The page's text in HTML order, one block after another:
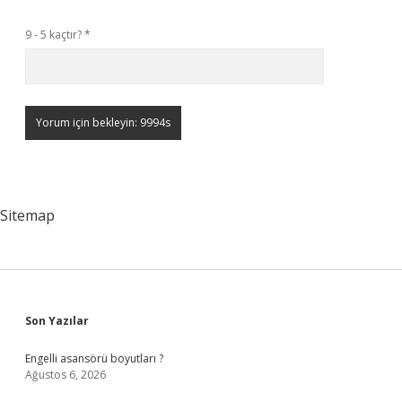
9 - 5 kaçtır?*
Sitemap
Sidebar
Son Yazılar
Engelli asansörü boyutları ?
Ağustos 6, 2026